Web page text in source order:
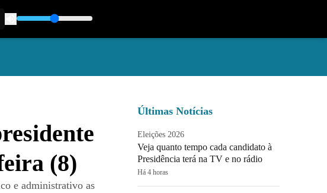
(8)
e administrativo as
Últimas Notícias
Eleições 2026
Veja quanto tempo cada candidato à
Presidência terá na TV e no rádio
Há 4 horas